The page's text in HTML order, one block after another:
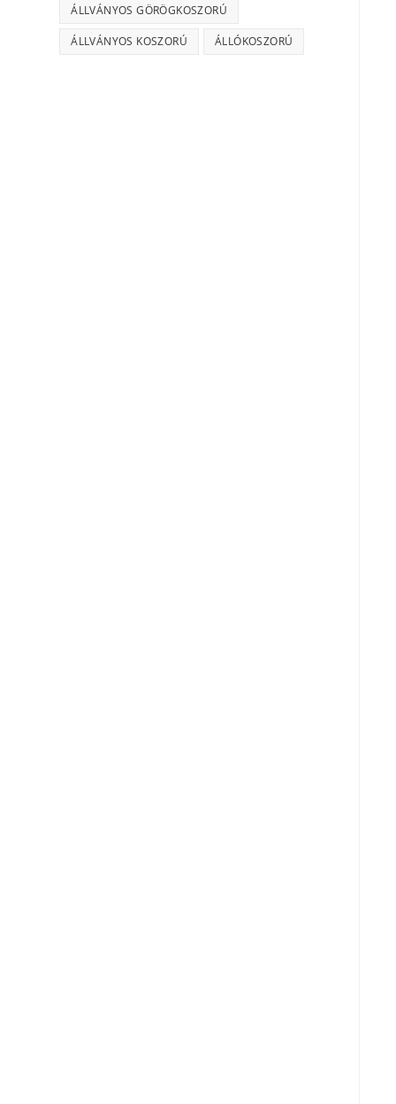
ÁLLVÁNYOS GÖRÖGKOSZORÚ
ÁLLVÁNYOS KOSZORÚ ÁLLÓKOSZORÚ